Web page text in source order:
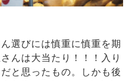
選びには慎重に慎重を期
んは大当たり！！！入り
と思ったもの。しかも後